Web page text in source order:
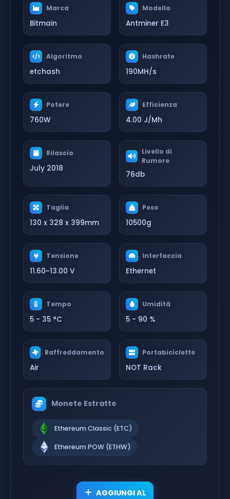
Marca
Bitmain
Modello
Antminer E3
Algoritmo
etchash
Hashrate
190MH/s
Potere
760W
Efficienza
4.00 J/Mh
Rilascio
July 2018
Livello di
Rumore
76db
Taglia
130 x 328 x 399mm
Peso
10500g
Tensione
11.60~13.00 V
Interfaccia
Ethernet
Tempo
5 - 35 °C
Umidità
5 - 90 %
Raffreddamento
Air
Portabiciclette
NOT Rack
Monete Estratte
Ethereum Classic (ETC)
Ethereum POW (ETHW)
AGGIUNGI AL